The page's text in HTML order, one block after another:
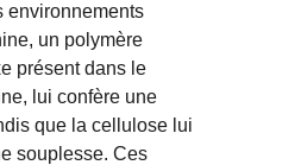
environnements
un polymère
présent dans le
lui confère une
que la cellulose lui
souplesse. Ces